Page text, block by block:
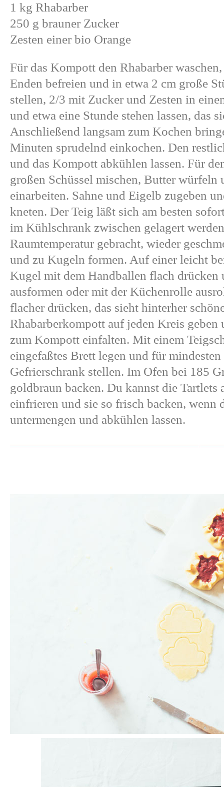
1 kg Rhabarber
250 g brauner Zucker
Zesten einer bio Orange
Für das Kompott den Rhabarber
Enden befreien und in etwa 2 cm große
stellen, 2/3 mit Zucker und Zesten in
und etwa eine Stunde stehen lassen, das
Anschließend langsam zum Kochen
Minuten sprudelnd einkochen. Den
und das Kompott abkühlen lassen. Für
großen Schüssel mischen, Butter würfeln
einarbeiten. Sahne und Eigelb zugeben
kneten. Der Teig läßt sich am besten
im Kühlschrank zwischen gelagert
Raumtemperatur gebracht, wieder
und zu Kugeln formen. Auf einer leicht
Kugel mit dem Handballen flach drücken
ausformen oder mit der Küchenrolle
flacher drücken, das sieht hinterher
Rhabarberkompott auf jeden Kreis geben
zum Kompott einfalten. Mit einem
eingefaßtes Brett legen und für
Gefrierschrank stellen. Im Ofen bei 185
goldbraun backen. Du kannst die Tartlets
einfrieren und sie so frisch backen, wenn
untermengen und abkühlen lassen.